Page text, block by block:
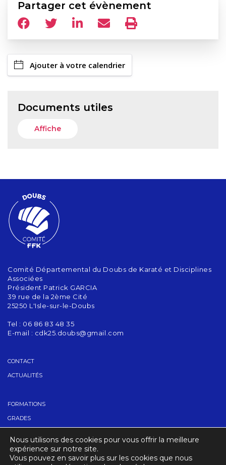
Partager cet évènement
Ajouter à votre calendrier
Documents utiles
Affiche
Comité Départemental du Doubs de Karaté et Disciplines
Associées
Président Patrick GARCIA
39 rue de la 2ème Cité
25250 L'Isle-sur-le-Doubs
Tel : 06 86 83 48 35
E-mail : cdk25.doubs@gmail.com
CONTACT
ACTUALITÉS
FORMATIONS
GRADES
ACCUEIL
Nous utilisons des cookies pour vous offrir la meilleure
expérience sur notre site.
Vous pouvez en savoir plus sur les cookies que nous